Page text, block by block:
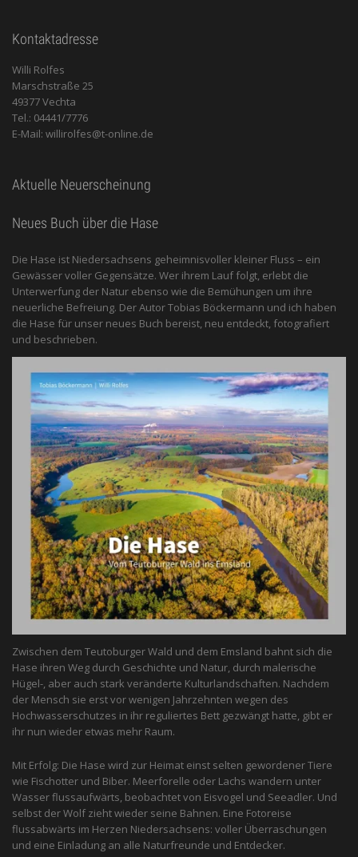
Kontaktadresse
Willi Rolfes
Marschstraße 25
49377 Vechta
Tel.: 04441/7776
E-Mail: willirolfes@t-online.de
Aktuelle Neuerscheinung
Neues Buch über die Hase
Die Hase ist Niedersachsens geheimnisvoller kleiner Fluss – ein
Gewässer voller Gegensätze. Wer ihrem Lauf folgt, erlebt die
Unterwerfung der Natur ebenso wie die Bemühungen um ihre
neuerliche Befreiung. Der Autor Tobias Böckermann und ich haben
die Hase für unser neues Buch bereist, neu entdeckt, fotografiert
und beschrieben.
Zwischen dem Teutoburger Wald und dem Emsland bahnt sich die
Hase ihren Weg durch Geschichte und Natur, durch malerische
Hügel-, aber auch stark veränderte Kulturlandschaften. Nachdem
der Mensch sie erst vor wenigen Jahrzehnten wegen des
Hochwasserschutzes in ihr reguliertes Bett gezwängt hatte, gibt er
ihr nun wieder etwas mehr Raum.
Mit Erfolg: Die Hase wird zur Heimat einst selten gewordener Tiere
wie Fischotter und Biber. Meerforelle oder Lachs wandern unter
Wasser flussaufwärts, beobachtet von Eis­vogel und See­adler. Und
selbst der Wolf zieht wieder seine Bahnen. Eine Fotoreise
flussabwärts im Herzen Niedersachsens: voller Überraschungen
und eine Einladung an alle ­Naturfreunde und Entdecker.